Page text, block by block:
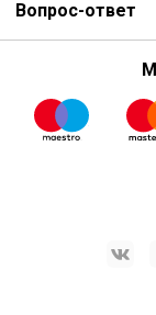
Вопрос-ответ